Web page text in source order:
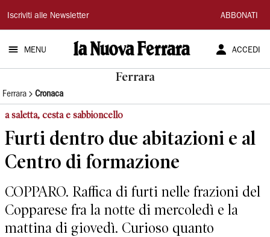
La
Nuova
Ferrara
Iscriviti alle Newsletter ABBONATI
MENU ACCEDI
Ferrara
Ferrara Cronaca
a saletta, cesta e sabbioncello
Furti dentro due abitazioni e al
Centro di formazione
COPPARO. Raffica di furti nelle frazioni del
Copparese fra la notte di mercoledì e la
mattina di giovedì. Curioso quanto